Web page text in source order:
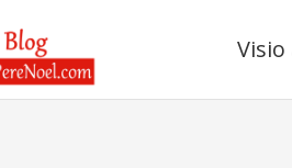
Visio